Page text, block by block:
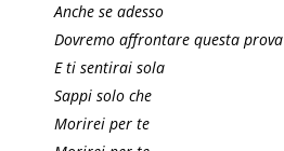
Anche se adesso
Dovremo affrontare questa prova
E ti sentirai sola
Sappi solo che
Morirei per te